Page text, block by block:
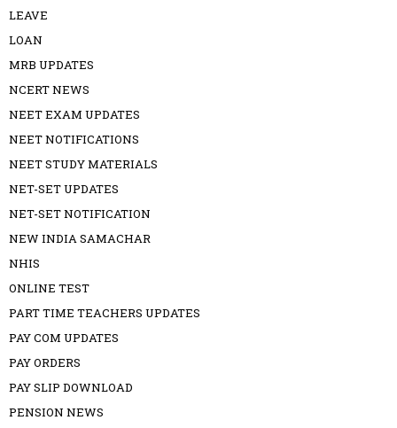
LEAVE
LOAN
MRB UPDATES
NCERT NEWS
NEET EXAM UPDATES
NEET NOTIFICATIONS
NEET STUDY MATERIALS
NET-SET UPDATES
NET-SET NOTIFICATION
NEW INDIA SAMACHAR
NHIS
ONLINE TEST
PART TIME TEACHERS UPDATES
PAY COM UPDATES
PAY ORDERS
PAY SLIP DOWNLOAD
PENSION NEWS